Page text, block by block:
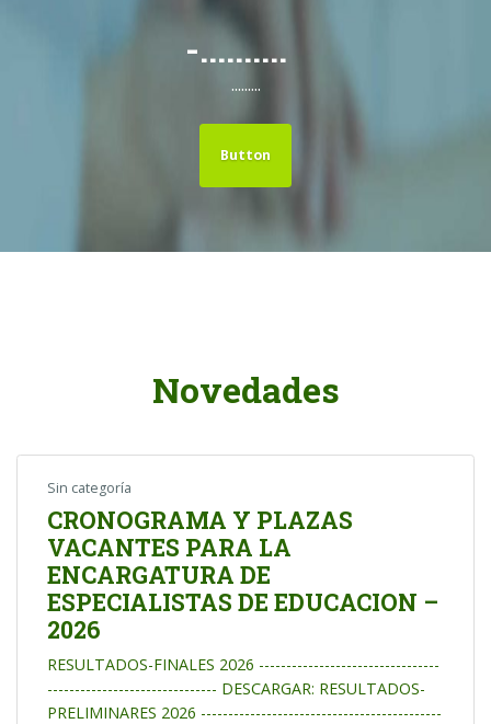
-..........
.........
Button
Novedades
Sin categoría
CRONOGRAMA Y PLAZAS
VACANTES PARA LA
ENCARGATURA DE
ESPECIALISTAS DE EDUCACION –
2026
RESULTADOS-FINALES 2026 ---------------------------------
------------------------------- DESCARGAR: RESULTADOS-
PRELIMINARES 2026 --------------------------------------------